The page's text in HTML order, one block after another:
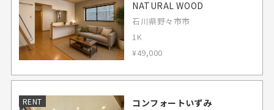
NATURAL WOOD
石川県野々市市
1K
¥49,000
RENT
コンフォートいずみ